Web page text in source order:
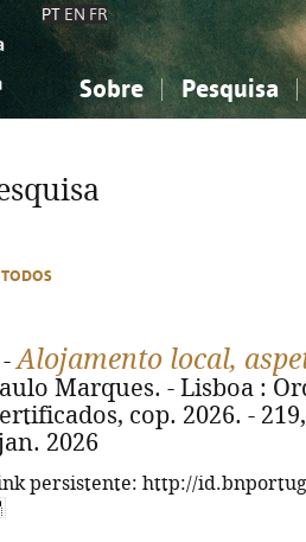
PT EN FR
Sobre Pesquisa
Ciências sociais...
Ciências sociais...
-Alojamento local,
Marques. - Lisboa :
cop. 2026. -
2026
persistente: http://